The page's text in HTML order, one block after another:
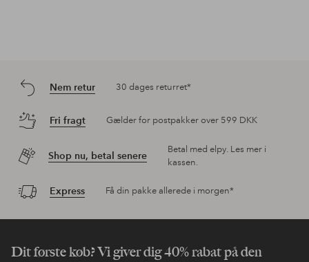
Nem retur 30 dages returret*
Fri fragt Gælder for postpakker over 599 DKK
Shop nu, betal senere
Betal med elpy. Les mer i
kassen.
Express Få din pakke allerede i morgen*
Dit første køb? Vi giver dig 40% rabat på den